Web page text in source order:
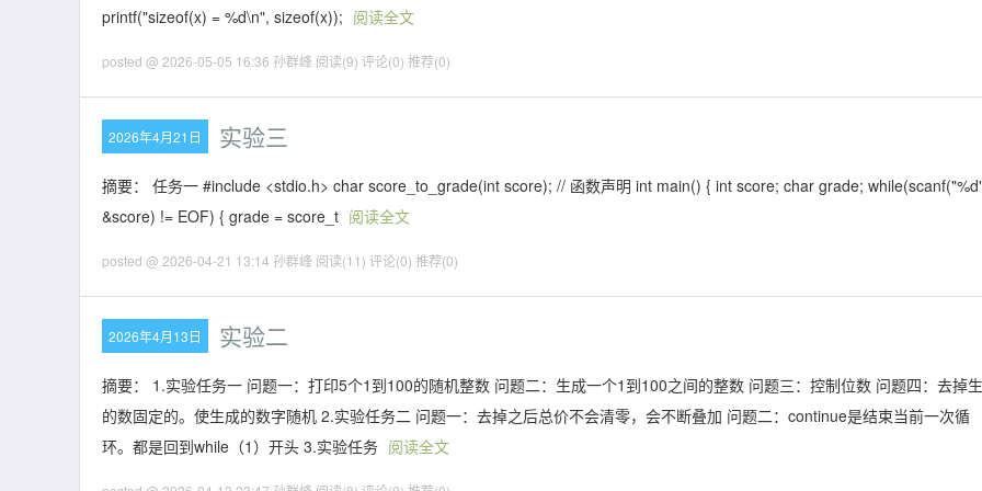
printf("sizeof(x) = %d\n", sizeof(x)); 阅读全文
posted @ 2026-05-05 16:36 孙群峰 阅读(9) 评论(0) 推荐(0)
2026年4月21日 实验三
摘要： 任务一 #include <stdio.h> char score_to_grade(int score); // 函数声明 int main() { int score; char grade;
&score) != EOF) { grade = score_t 阅读全文
posted @ 2026-04-21 13:14 孙群峰 阅读(11) 评论(0) 推荐(0)
2026年4月13日 实验二
摘要： 1.实验任务一 问题一：打印5个1到100的随机整数 问题二：生成一个1到100之间的整数 问题三：控制位数 问题四：去掉
的数固定的。使生成的数字随机 2.实验任务二 问题一：去掉之后总价不会清零，会不断叠加 问题二：continue是结束当前一次循
环。都是回到while（1）开头 3.实验任务 阅读全文